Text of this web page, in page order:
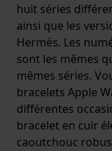
huit séries
ainsi que les
Hermès. Les
sont les mêmes
mêmes séries.
bracelets Apple
différentes
bracelet en cuir
caoutchouc